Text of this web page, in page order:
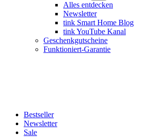
Alles entdecken
Newsletter
tink Smart Home Blog
tink YouTube Kanal
Geschenkgutscheine
Funktioniert-Garantie
Bestseller
Newsletter
Sale